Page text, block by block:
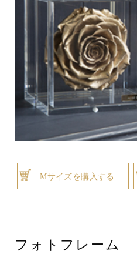
Mサイズを購入する
フォトフレーム